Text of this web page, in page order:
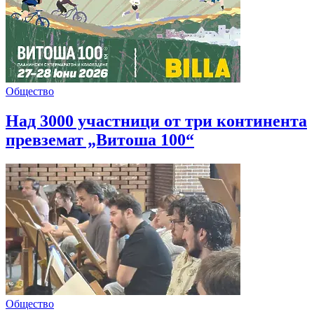
Общество
Над 3000 участници от три континента
превземат „Витоша 100“
Общество